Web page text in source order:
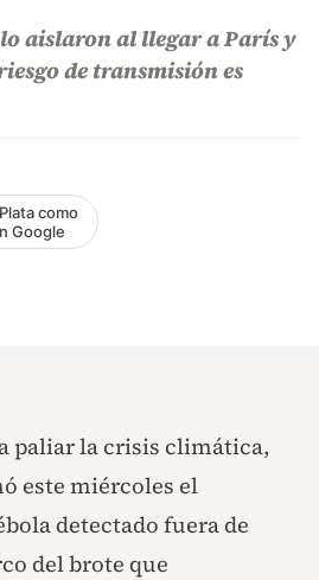
aislaron al llegar a París y
de transmisión es
como
Google
paliar la crisis climática,
este miércoles el
detectado fuera de
del brote que